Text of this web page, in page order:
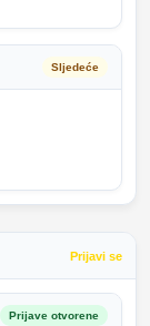
Sljedeće
Prijavi se
Prijave otvorene